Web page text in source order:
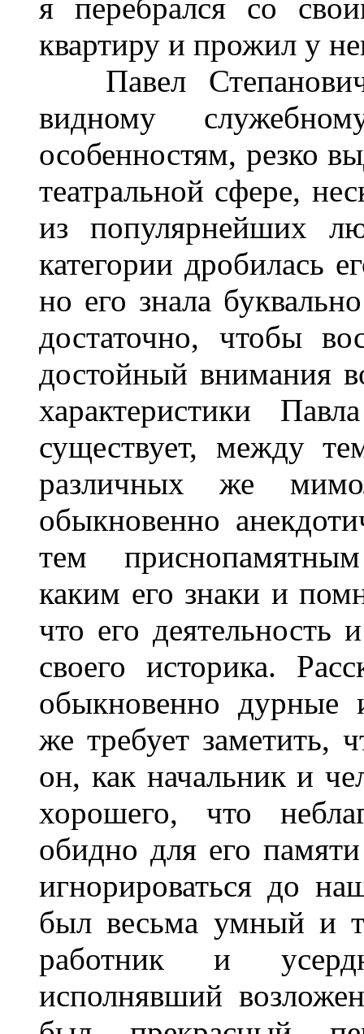
я перебрался со
квартиру и прожил у
Павел Степанович
видному
особенностям, резко
театральной сфере,
из популярнейших
категории дробилась
но его знала
достаточно, чтобы
достойный внимания
характеристики
существует, между
различных же
обыкновенно
тем
каким его знаки и
что его
своего историка.
обыкновенно дурные
же требует заметить,
он, как начальник и
хорошего, что
обидно для его
игнорироваться до
был весьма умный и
работник и
исполнявший